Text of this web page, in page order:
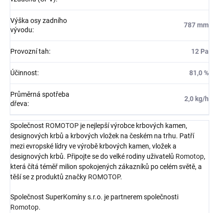
Výška osy zadního
vývodu:
787 mm
Provozní tah: 12 Pa
Účinnost: 81,0 %
Průměrná spotřeba
dřeva:
2,0 kg/h
Společnost ROMOTOP je nejlepší výrobce krbových kamen,
designových krbů a krbových vložek na českém na trhu. Patří
mezi evropské lídry ve výrobě krbových kamen, vložek a
designových krbů. Připojte se do velké rodiny uživatelů Romotop,
která čítá téměř milion spokojených zákazníků po celém světě, a
těší se z produktů značky ROMOTOP.
Společnost SuperKomíny s.r.o. je partnerem společnosti
Romotop.